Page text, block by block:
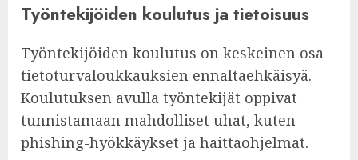
Työntekijöiden koulutus ja tietoisuus
Työntekijöiden koulutus on keskeinen osa
tietoturvaloukkauksien ennaltaehkäisyä.
Koulutuksen avulla työntekijät oppivat
tunnistamaan mahdolliset uhat, kuten
phishing-hyökkäykset ja haittaohjelmat.